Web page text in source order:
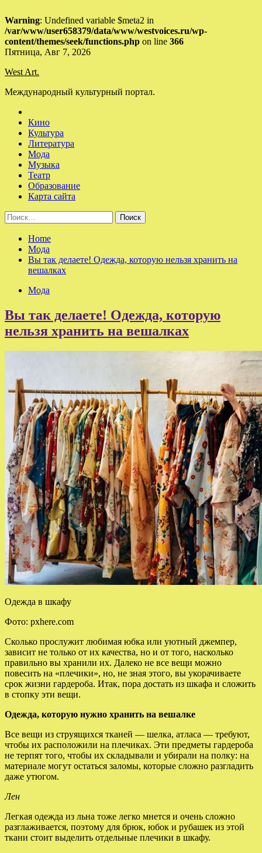
Warning: Undefined variable $meta2 in
/var/www/user658379/data/www/westvoices.ru/wp-
content/themes/seek/functions.php on line 366
Skip
content
Пятница, Авг 7, 2026
West Art.
Международный культурный портал.
Кино
Культура
Литература
Мода
Музыка
Театр
Образование
Карта сайта
Найти:
Home
Мода
Вы так делаете! Одежда, которую нельзя хранить на
вешалках
Мода
Вы так делаете! Одежда, которую
нельзя хранить на вешалках
Одежда в шкафу
Фото: pxhere.com
Сколько прослужит любимая юбка или уютный джемпер,
зависит не только от их качества, но и от того, насколько
правильно вы хранили их. Далеко не все вещи можно
повесить на «плечики», но, не зная этого, вы укорачиваете
срок жизни гардероба. Итак, пора достать из шкафа и сложить
в стопку эти вещи.
Одежда, которую нужно хранить на вешалке
Все вещи из струящихся тканей — шелка, атласа — требуют,
чтобы их расположили на плечиках. Эти предметы гардероба
не терпят того, чтобы их складывали и убирали на полку: на
материале могут остаться заломы, которые сложно разгладить
даже утюгом.
Лен
Легкая одежда из льна тоже легко мнется и очень сложно
разглаживается, поэтому для брюк, юбок и рубашек из этой
ткани стоит выделить отдельные плечики в шкафу.